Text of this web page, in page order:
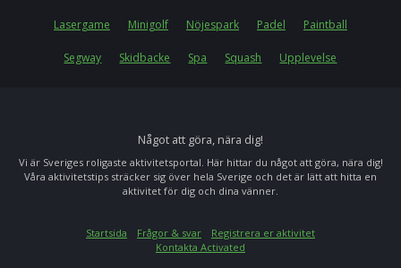
Lasergame Minigolf Nöjespark Padel Paintball
Segway Skidbacke Spa Squash Upplevelse
Något att göra, nära dig!
Vi är Sveriges roligaste aktivitetsportal. Här hittar du något att göra, nära dig!
Våra aktivitetstips sträcker sig över hela Sverige och det är lätt att hitta en
aktivitet för dig och dina vänner.
Startsida Frågor & svar
Registrera er aktivitet
Kontakta Activated